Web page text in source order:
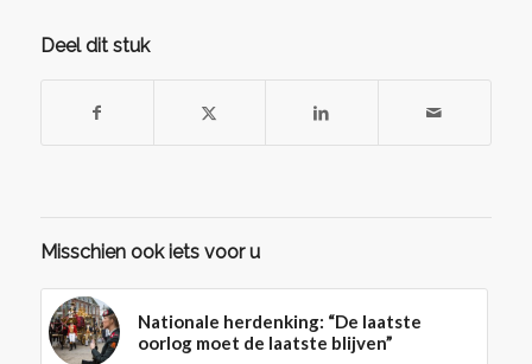
Deel dit stuk
Misschien ook iets voor u
Nationale herdenking: “De laatste
oorlog moet de laatste blijven”